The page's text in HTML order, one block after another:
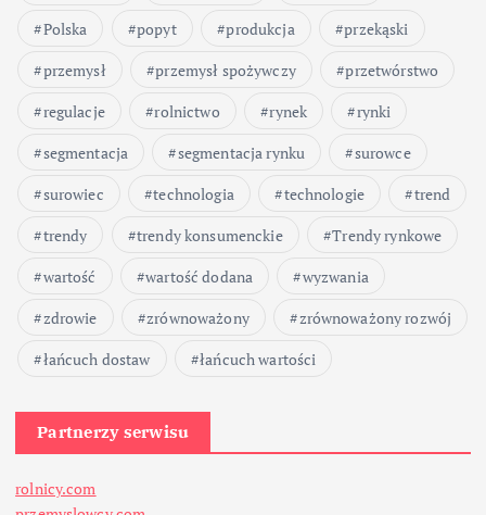
Polska
popyt produkcja
przekąski
przemysł
przemysł spożywczy
przetwórstwo
regulacje
rolnictwo rynek
rynki
segmentacja
segmentacja rynku
surowce
surowiec
technologia technologie
trend
trendy
trendy konsumenckie
Trendy rynkowe
wartość
wartość dodana
wyzwania
zdrowie
zrównoważony
zrównoważony rozwój
łańcuch dostaw
łańcuch wartości
Partnerzy serwisu
rolnicy.com